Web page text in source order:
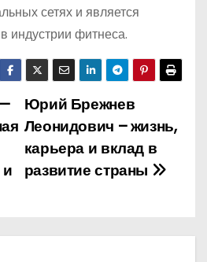
сетях и является
индустрии фитнеса.
Юрий Брежнев
Леонидович – жизнь,
карьера и вклад в
развитие страны